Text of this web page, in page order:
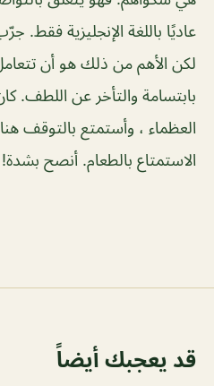
عاديًا باللغة الإنجليزية فقط.
لكن الأهم من ذلك هو أن
بابتسامة والتأخر عن اللطف.
العظماء ، وأستمتع بالتوقف
الاستمتاع بالطعام. أنصح بشدة!
قد يعجبك أيضاً